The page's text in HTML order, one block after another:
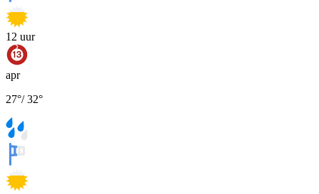
12 uur
apr
27°/32°